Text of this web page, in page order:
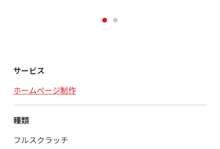
1 2
サービス
ホームぺージ制作
種類
フルスクラッチ